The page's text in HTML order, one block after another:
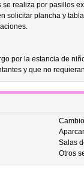
realiza por pasillos
solicitar plancha y
por la estancia de
y que no
Salas
Otros